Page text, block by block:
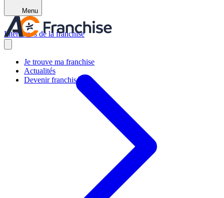
Menu
Je trouve ma franchise
Actualités
Devenir franchisé
Interviews de la franchise